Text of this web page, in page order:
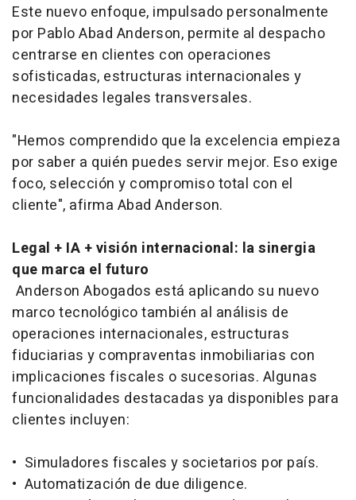
Este nuevo enfoque, impulsado personalmente
por Pablo Abad Anderson, permite al despacho
centrarse en clientes con operaciones
sofisticadas, estructuras internacionales y
necesidades legales transversales.
"Hemos comprendido que la excelencia empieza
por saber a quién puedes servir mejor. Eso exige
foco, selección y compromiso total con el
cliente", afirma Abad Anderson.
Legal + IA + visión internacional: la sinergia
que marca el futuro
Anderson Abogados está aplicando su nuevo
marco tecnológico también al análisis de
operaciones internacionales, estructuras
fiduciarias y compraventas inmobiliarias con
implicaciones fiscales o sucesorias. Algunas
funcionalidades destacadas ya disponibles para
clientes incluyen:
• Simuladores fiscales y societarios por país.
• Automatización de due diligence.